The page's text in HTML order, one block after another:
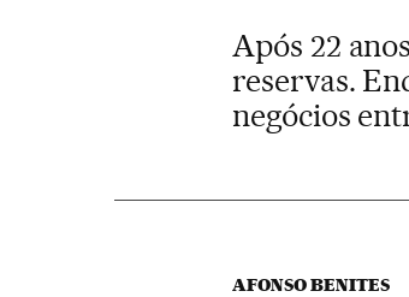
Após 22
reservas.
negócios
AFONSO BENITES